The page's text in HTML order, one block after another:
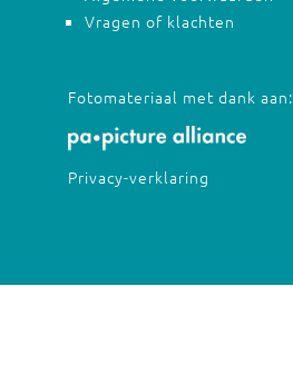
Vragen of klachten
Fotomateriaal met dank aan:
Privacy-verklaring